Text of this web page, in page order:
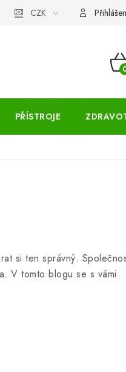
Moje objednávka
CZK
PŘÍSTROJE
si ten správný.
V tomto blogu se s vámi